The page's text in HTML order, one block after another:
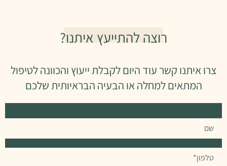
רוצה להתייעץ איתנו?
צרו איתנו קשר עוד היום לקבלת ייעוץ והכוונה לטיפול
המתאים למחלה או הבעיה הבראיותית שלכם